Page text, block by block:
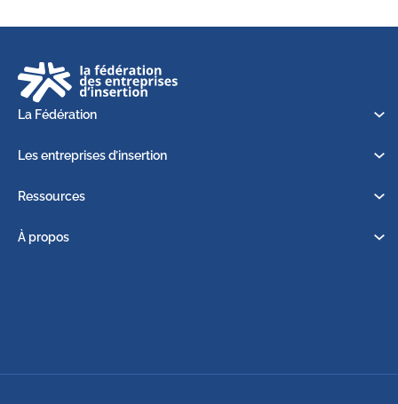
La Fédération
Les entreprises d’insertion
Ressources
À propos